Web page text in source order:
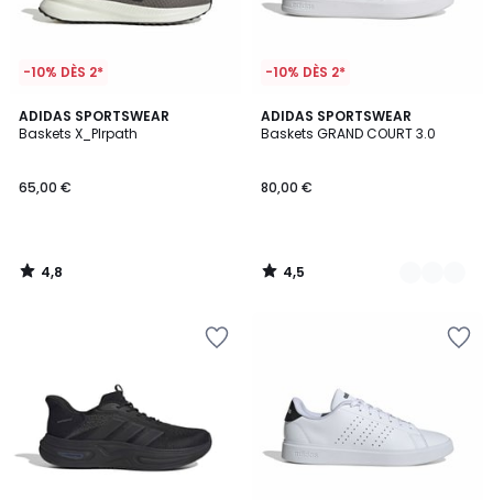
-10% DÈS 2*
ADIDAS SPORTSWEAR
Baskets X_Plrpath
65,00 €
4,8
/ 5
4,8
/
-10% DÈS 2*
ADIDAS SPORTSWEAR
Baskets GRAND COURT 3.0
80,00 €
4,5
/ 5
2
Couleurs
4,5
/